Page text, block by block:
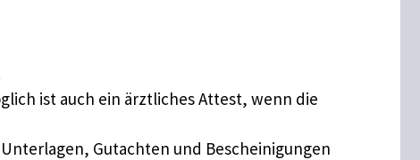
ist auch ein ärztliches Attest, wenn die
Gutachten und Bescheinigungen